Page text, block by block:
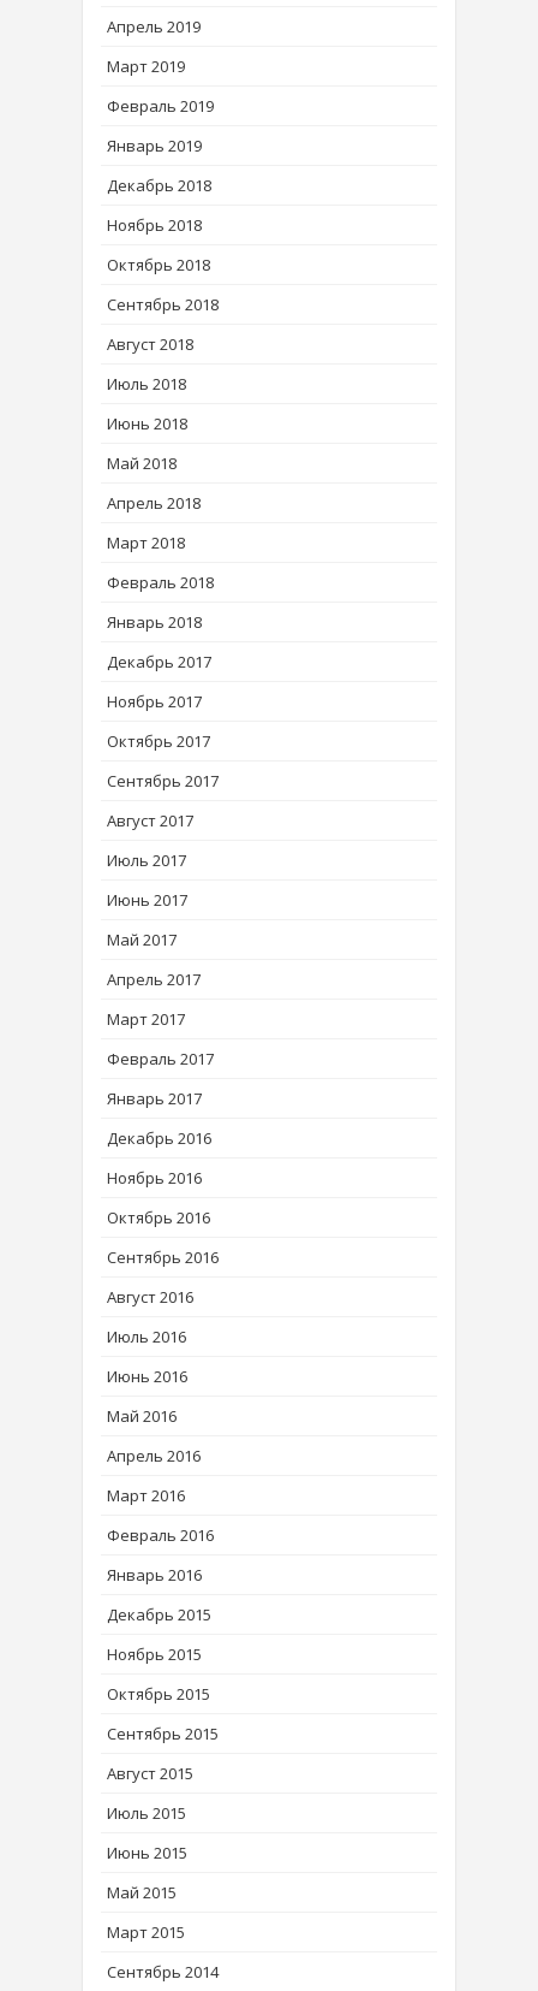
Апрель 2019
Март 2019
Февраль 2019
Январь 2019
Декабрь 2018
Ноябрь 2018
Октябрь 2018
Сентябрь 2018
Август 2018
Июль 2018
Июнь 2018
Май 2018
Апрель 2018
Март 2018
Февраль 2018
Январь 2018
Декабрь 2017
Ноябрь 2017
Октябрь 2017
Сентябрь 2017
Август 2017
Июль 2017
Июнь 2017
Май 2017
Апрель 2017
Март 2017
Февраль 2017
Январь 2017
Декабрь 2016
Ноябрь 2016
Октябрь 2016
Сентябрь 2016
Август 2016
Июль 2016
Июнь 2016
Май 2016
Апрель 2016
Март 2016
Февраль 2016
Январь 2016
Декабрь 2015
Ноябрь 2015
Октябрь 2015
Сентябрь 2015
Август 2015
Июль 2015
Июнь 2015
Май 2015
Март 2015
Сентябрь 2014